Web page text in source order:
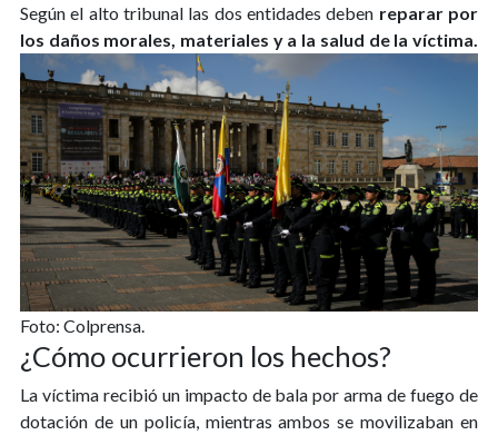
Según el alto tribunal las dos entidades deben reparar por
los daños morales, materiales y a la salud de la víctima.
Foto: Colprensa.
¿Cómo ocurrieron los hechos?
La víctima recibió un impacto de bala por arma de fuego de
dotación de un policía, mientras ambos se movilizaban en